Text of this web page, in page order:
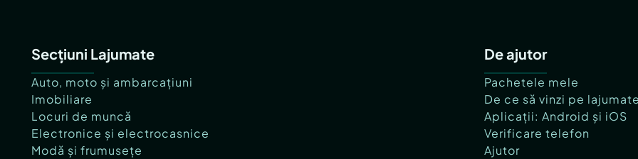
Secțiuni Lajumate
Auto, moto și ambarcațiuni
Imobiliare
Locuri de muncă
Electronice și electrocasnice
Modă și frumusețe
De ajutor
Pachetele mele
De ce să vinzi pe
Aplicații: Android și iOS
Verificare telefon
Ajutor